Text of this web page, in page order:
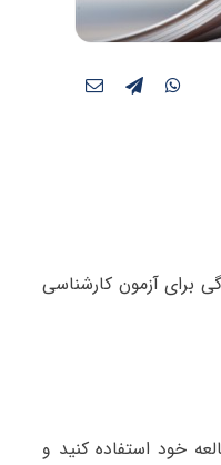
برای آزمون کارشناسی
خود استفاده کنید و